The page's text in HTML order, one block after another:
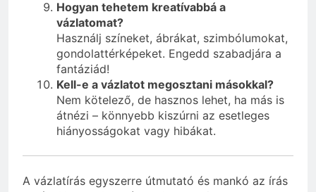
Hogyan tehetem kreatívabbá a
vázlatomat?
Használj színeket, ábrákat, szimbólumokat,
gondolattérképeket. Engedd szabadjára a
fantáziád!
Kell-e a vázlatot megosztani másokkal?
Nem kötelező, de hasznos lehet, ha más is
átnézi – könnyebb kiszúrni az esetleges
hiányosságokat vagy hibákat.
A vázlatírás egyszerre útmutató és mankó az írás